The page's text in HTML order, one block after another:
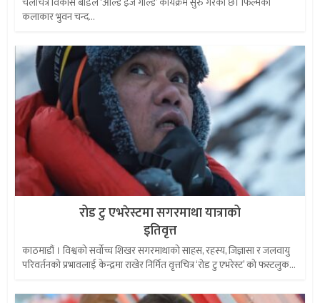
कलाकार भुवन चन्द...
रोड टु एभरेस्टमा सगरमाथा यात्राको
इतिवृत्त
काठमाडौं । विश्वको सर्वोच्च शिखर सगरमाथाको साहस, रहस्य, जिज्ञासा र जलवायु
परिवर्तनको प्रभावलाई केन्द्रमा राखेर निर्मित वृत्तचित्र ‘रोड टु एभरेस्ट’ को फस्टलुक...